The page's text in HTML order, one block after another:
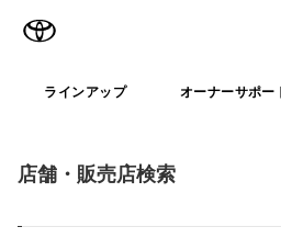
ラインアップ オーナーサポー
店舗・販売店検索